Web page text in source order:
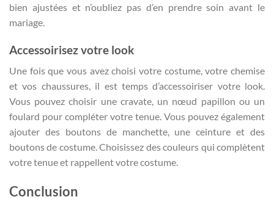
bien ajustées et n’oubliez pas d’en prendre soin avant le
mariage.
Accessoirisez votre look
Une fois que vous avez choisi votre costume, votre chemise
et vos chaussures, il est temps d’accessoiriser votre look.
Vous pouvez choisir une cravate, un nœud papillon ou un
foulard pour compléter votre tenue. Vous pouvez également
ajouter des boutons de manchette, une ceinture et des
boutons de costume. Choisissez des couleurs qui complètent
votre tenue et rappellent votre costume.
Conclusion